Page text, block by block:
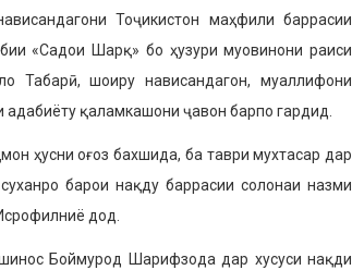
Тоҷикистон маҳфили баррасии
«Садои Шарқ» бо ҳузури муовинони раиси
Табарӣ, шоиру нависандагон, муаллифони
қаламкашони ҷавон барпо гардид.
ҳусни оғоз бахшида, ба таври мухтасар дар
барои нақду баррасии солонаи назми
дод.
Боймурод Шарифзода дар хусуси нақди